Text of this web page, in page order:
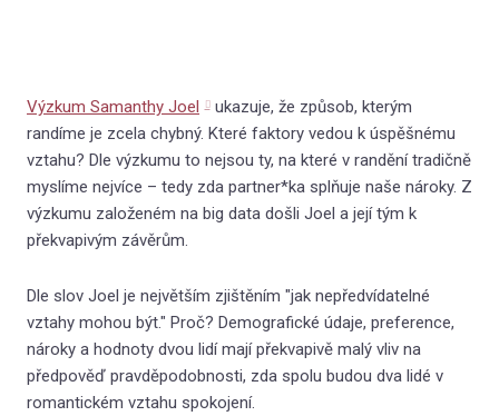
Výzkum Samanthy Joel
ukazuje, že způsob, kterým
randíme je zcela chybný. Které faktory vedou k úspěšnému
vztahu? Dle výzkumu to nejsou ty, na které v randění tradičně
myslíme nejvíce – tedy zda partner*ka splňuje naše nároky. Z
výzkumu založeném na big data došli Joel a její tým k
překvapivým závěrům.
Dle slov Joel je největším zjištěním "jak nepředvídatelné
vztahy mohou být." Proč? Demografické údaje, preference,
nároky a hodnoty dvou lidí mají překvapivě malý vliv na
předpověď pravděpodobnosti, zda spolu budou dva lidé v
romantickém vztahu spokojení.